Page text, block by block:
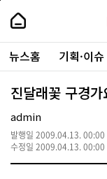
본
로
가
내
손
안
에
서
울
-
서
울
시
대
표
소
주
요
서
뉴스홈 기획·이슈
진달래꽃 구경가
admin
발행일 2009.04.13. 00:00
수정일 2009.04.13. 00:00
페
상
단
로